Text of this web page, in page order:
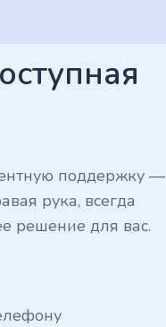
поддержку —
рука, всегда
решение для вас.